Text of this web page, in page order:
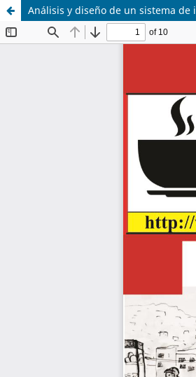
Análisis y diseño de un sistema